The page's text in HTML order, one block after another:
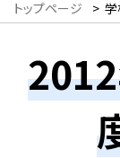
トップページ >